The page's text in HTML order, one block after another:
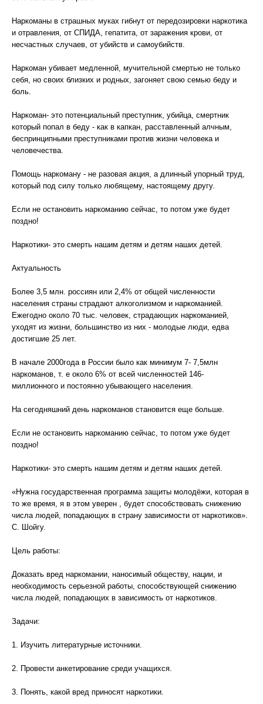
Наркоманы в страшных муках гибнут от передозировки наркотика
и отравления, от СПИДА, гепатита, от заражения крови, от
несчастных случаев, от убийств и самоубийств.
Наркоман убивает медленной, мучительной смертью не только
себя, но своих близких и родных, загоняет свою семью беду и
боль.
Наркоман- это потенциальный преступник, убийца, смертник
который попал в беду - как в капкан, расставленный алчным,
беспринципными преступниками против жизни человека и
человечества.
Помощь наркоману - не разовая акция, а длинный упорный труд,
который под силу только любящему, настоящему другу.
Если не остановить наркоманию сейчас, то потом уже будет
поздно!
Наркотики- это смерть нашим детям и детям наших детей.
Актуальность
Более 3,5 млн. россиян или 2,4% от общей численности
населения страны страдают алкоголизмом и наркоманией.
Ежегодно около 70 тыс. человек, страдающих наркоманией,
уходят из жизни, большинство из них - молодые люди, едва
достигшие 25 лет.
В начале 2000года в России было как минимум 7- 7,5млн
наркоманов, т. е около 6% от всей численностей 146-
миллионного и постоянно убывающего населения.
На сегодняшний день наркоманов становится еще больше.
Если не остановить наркоманию сейчас, то потом уже будет
поздно!
Наркотики- это смерть нашим детям и детям наших детей.
«Нужна государственная программа защиты молодёжи, которая в
то же время, я в этом уверен , будет способствовать снижению
числа людей, попадающих в страну зависимости от наркотиков».
С. Шойгу.
Цель работы:
Доказать вред наркомании, наносимый обществу, нации, и
необходимость серьезной работы, способствующей снижению
числа людей, попадающих в зависимость от наркотиков.
Задачи:
1. Изучить литературные источники.
2. Провести анкетирование среди учащихся.
3. Понять, какой вред приносят наркотики.